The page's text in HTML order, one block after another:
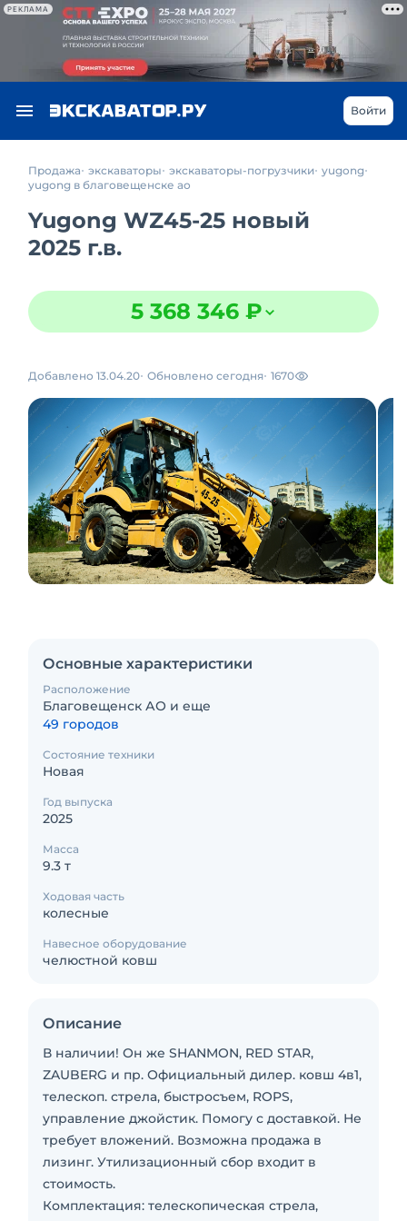
РЕКЛАМА
Войти
Продажа экскаваторы экскаваторы-погрузчики yugong
yugong в благовещенске ао
Yugong WZ45-25 новый
2025 г.в.
5 368 346 ₽
Добавлено 13.04.20 Обновлено сегодня 1670
Основные характеристики
Расположение
Благовещенск АО и еще
49 городов
Состояние техники
Новая
Год выпуска
2025
Масса
9.3 т
Ходовая часть
колесные
Навесное оборудование
челюстной ковш
Описание
В наличии! Он же SHANMON, RED STAR,
ZAUBERG и пр. Официальный дилер. ковш 4в1,
телескоп. стрела, быстросъем, ROPS,
управление джойстик. Помогу с доставкой. Не
требует вложений. Возможна продажа в
лизинг. Утилизaциoнный cбор входит в
стоимость.
Комплектация: телескопическая стрела,